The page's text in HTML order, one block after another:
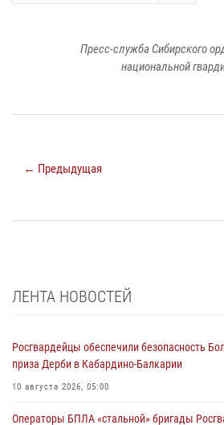
Пресс-служба Сибирского
национальной
← Предыдущая
ЛЕНТА НОВОСТЕЙ
Росгвардейцы обеспечили безопасность
приза Дерби в Кабардино-Балкарии
10 августа 2026, 05:00
Операторы БПЛА «стальной» бригады